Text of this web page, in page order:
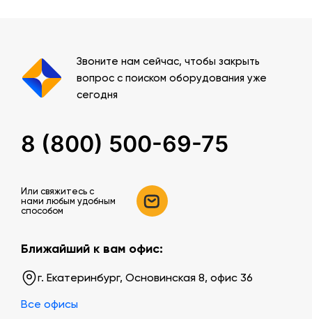
Звоните нам сейчас, чтобы закрыть
вопрос с поиском оборудования уже
сегодня
8 (800) 500-69-75
Или свяжитесь c
нами любым удобным
способом
Ближайший к вам офис:
г. Екатеринбург, Основинская 8, офис 36
Все офисы